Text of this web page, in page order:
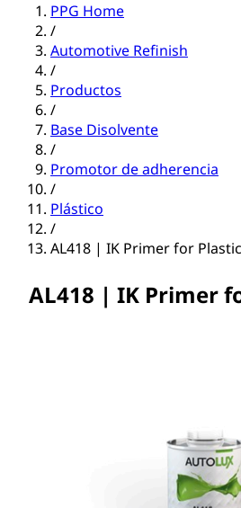
PPG Home
/
Automotive Refinish
/
Productos
/
Base Disolvente
/
Promotor de adherencia
/
Plástico
/
AL418 | IK Primer for
AL418 | IK Primer